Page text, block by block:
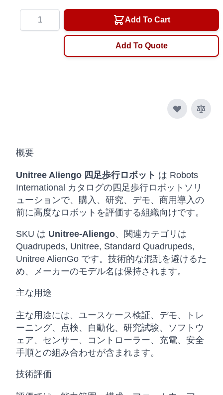
Add To Cart
Add To Quote
概要
Unitree Aliengo 四足歩行ロボット は Robots
International カタログの四足歩行ロボットソリ
ューションで、購入、研究、デモ、商用導入の
前に高度なロボットを評価する組織向けです。
SKU は Unitree-Aliengo、関連カテゴリは
Quadrupeds, Unitree, Standard Quadrupeds,
Unitree AlienGo です。技術的な混乱を避けるた
め、メーカーのモデル名は保持されます。
主な用途
主な用途には、ユースケース検証、デモ、トレ
ーニング、点検、自動化、研究試験、ソフトウ
ェア、センサー、コントローラー、充電、安全
手順との組み合わせが含まれます。
技術評価